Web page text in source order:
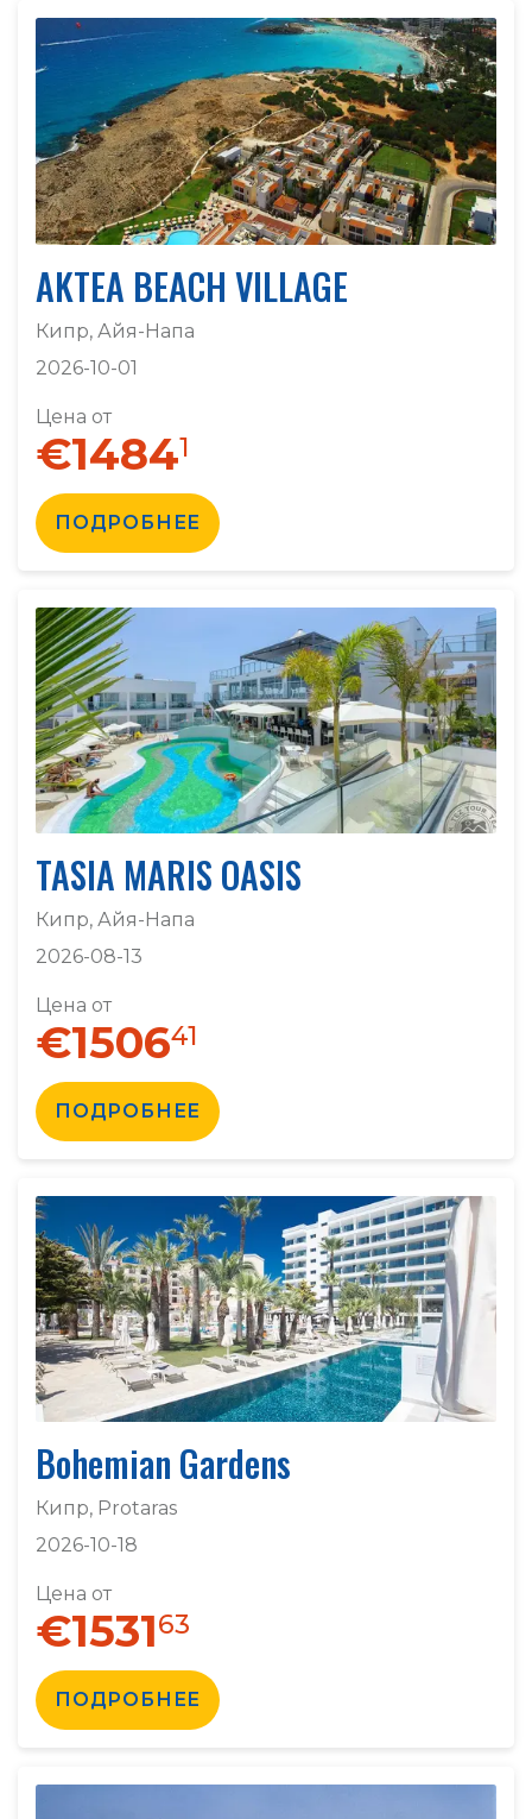
AKTEA BEACH VILLAGE
Кипр, Айя-Напа
2026-10-01
Цена от
€14841
ПОДРОБНЕЕ
TASIA MARIS OASIS
Кипр, Айя-Напа
2026-08-13
Цена от
€150641
ПОДРОБНЕЕ
Bohemian Gardens
Кипр, Protaras
2026-10-18
Цена от
€153163
ПОДРОБНЕЕ